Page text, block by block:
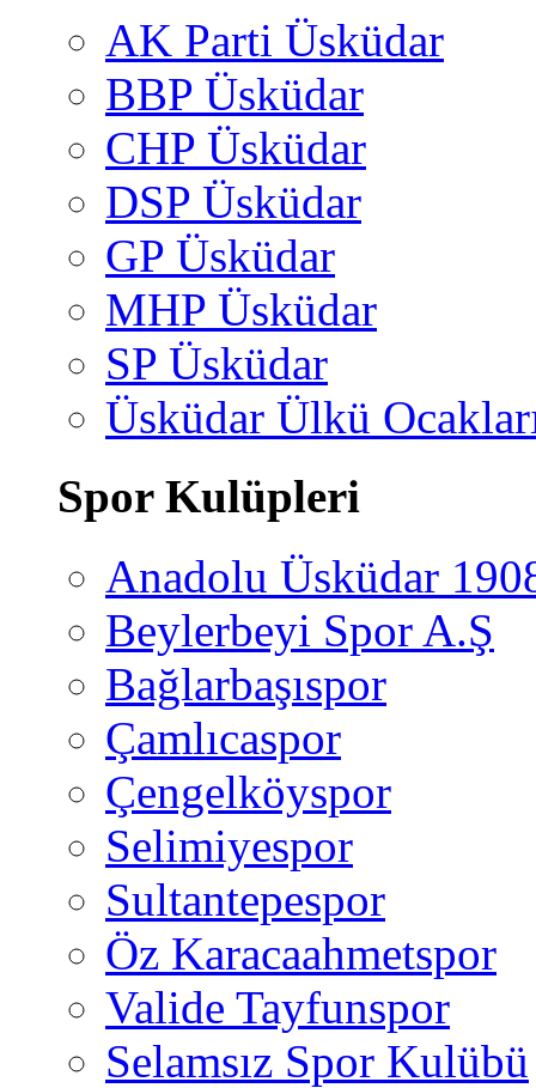
AK Parti Üsküdar
BBP Üsküdar
CHP Üsküdar
DSP Üsküdar
GP Üsküdar
MHP Üsküdar
SP Üsküdar
Üsküdar Ülkü
Spor Kulüpleri
Anadolu Üsküdar
Beylerbeyi Spor A.Ş
Bağlarbaşıspor
Çamlıcaspor
Çengelköyspor
Selimiyespor
Sultantepespor
Öz Karacaahmetspor
Valide Tayfunspor
Selamsız Spor Kulübü